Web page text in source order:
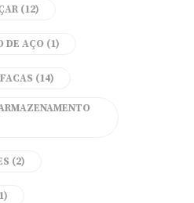
(12)
DE AÇO (1)
(14)
(2)